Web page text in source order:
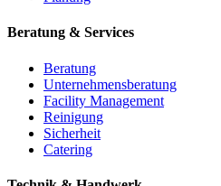
Beratung & Services
Beratung
Unternehmensberatung
Facility Management
Reinigung
Sicherheit
Catering